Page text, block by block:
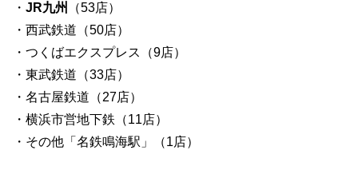
・ JR九州
（53店）
・西武鉄道（50店）
・つくばエクスプレス（9店）
・東武鉄道（33店）
・名古屋鉄道（27店）
・横浜市営地下鉄（11店）
・その他「名鉄鳴海駅」（1店）